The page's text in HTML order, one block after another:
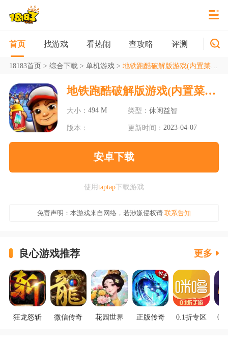
首页 找游戏 看热闹 查攻略 评测 新游
18183首页> 综合下载> 单机游戏> 地铁跑酷破解版游戏(内置菜单)2023
地铁跑酷破解版游戏(内置菜单)2023
大小：494 M 类型： 休闲益智
版本： 更新时间： 2023-04-07
安卓下载
使用taptap下载游戏
免责声明：本游戏来自网络，若涉嫌侵权请 联系告知
良心游戏推荐 更多
狂龙怒斩 微信传奇 花园世界 正版传奇 0.1折专区